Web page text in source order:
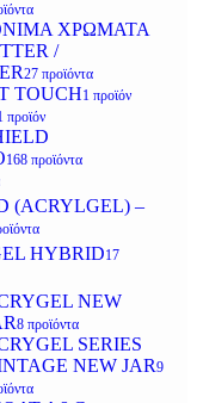
ΧΡΩΜΑΤΑ
/
27 προϊόντα
TOUCH1 προϊόν
προϊόν
168 προϊόντα
(ACRYLGEL) –
HYBRID17
NEW
8 προϊόντα
SERIES
NEW JAR9